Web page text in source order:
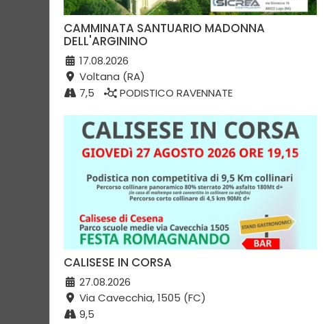
CAMMINATA SANTUARIO MADONNA
DELL'ARGININO
17.08.2026
Voltana (RA)
7,5
PODISTICO RAVENNATE
CALISESE IN CORSA
27.08.2026
Via Cavecchia, 1505 (FC)
9,5